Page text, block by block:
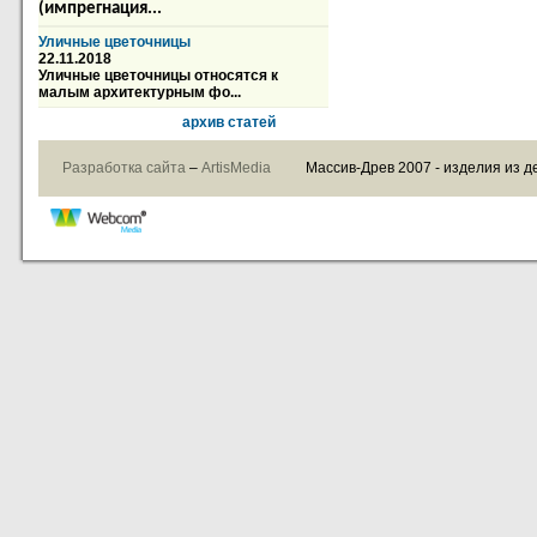
(импрегнация...
Уличные цветочницы
22.11.2018
Уличные цветочницы относятся к
малым архитектурным фо...
архив статей
Разработка сайта – ArtisMedia Массив-Древ 2007 - изделия из